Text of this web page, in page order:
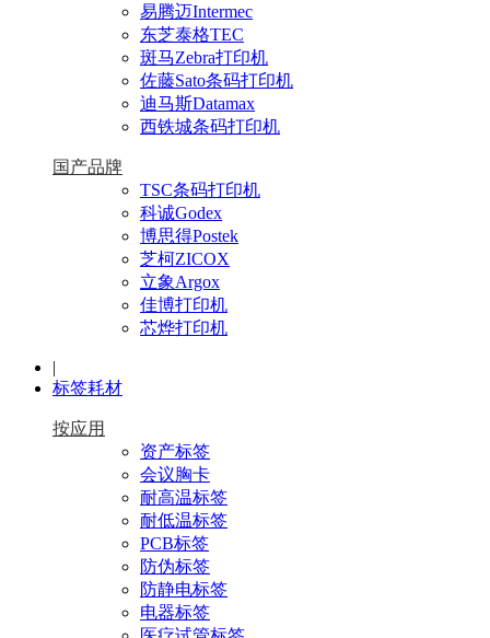
易腾迈Intermec
东芝泰格TEC
斑马Zebra打印机
佐藤Sato条码打印机
迪马斯Datamax
西铁城条码打印机
国产品牌
TSC条码打印机
科诚Godex
博思得Postek
芝柯ZICOX
立象Argox
佳博打印机
芯烨打印机
|
标签耗材
按应用
资产标签
会议胸卡
耐高温标签
耐低温标签
PCB标签
防伪标签
防静电标签
电器标签